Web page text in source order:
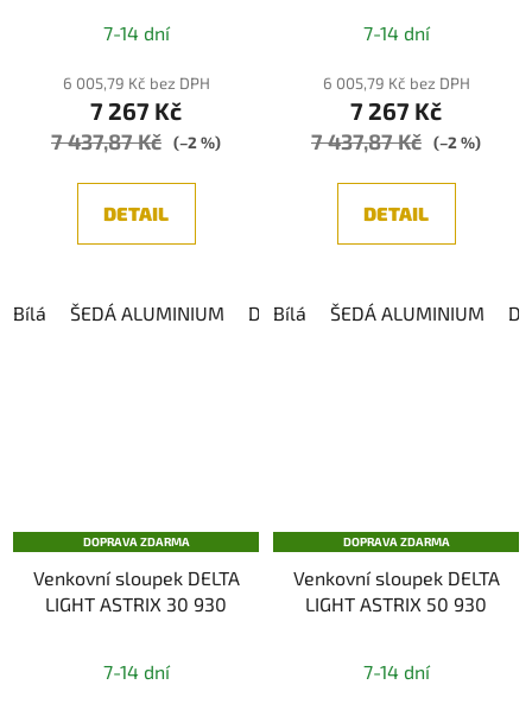
7-14 dní
6 005,79 Kč bez DPH
7 267 Kč
7 437,87 Kč (–2 %)
DETAIL
Bílá ŠEDÁ ALUMINIUM DARK GREY
7-14 dní
6 005,79 Kč bez DPH
7 267 Kč
7 437,87 Kč (–2 %)
DETAIL
Bílá ŠEDÁ ALUMINIUM
DOPRAVA ZDARMA
Venkovní sloupek DELTA
LIGHT ASTRIX 30 930
7-14 dní
DOPRAVA ZDARMA
Venkovní sloupek DELTA
LIGHT ASTRIX 50 930
7-14 dní